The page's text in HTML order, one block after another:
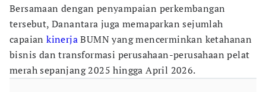
Bersamaan dengan penyampaian perkembangan
tersebut, Danantara juga memaparkan sejumlah
capaiankinerjaBUMN yang mencerminkan ketahanan
bisnis dan transformasi perusahaan-perusahaan pelat
merah sepanjang 2025 hingga April 2026.